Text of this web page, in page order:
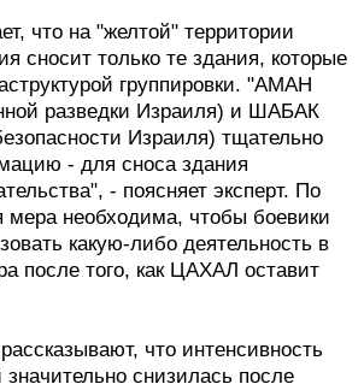
что на "желтой" территории
сносит только те здания, которые
группировки. "АМАН
разведки Израиля) и ШАБАК
Израиля) тщательно
- для сноса здания
- поясняет эксперт. По
мера необходима, чтобы боевики
какую-либо деятельность в
после того, как ЦАХАЛ оставит
что интенсивность
снизилась после